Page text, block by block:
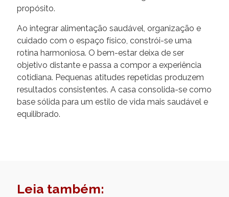
propósito.
Ao integrar alimentação saudável, organização e
cuidado com o espaço físico, constrói-se uma
rotina harmoniosa. O bem-estar deixa de ser
objetivo distante e passa a compor a experiência
cotidiana. Pequenas atitudes repetidas produzem
resultados consistentes. A casa consolida-se como
base sólida para um estilo de vida mais saudável e
equilibrado.
Leia também: